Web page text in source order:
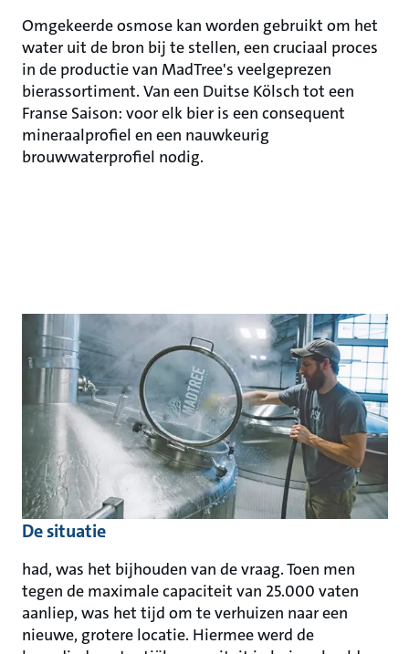
Omgekeerde osmose kan worden gebruikt om het
water uit de bron bij te stellen, een cruciaal proces
in de productie van MadTree's veelgeprezen
bierassortiment. Van een Duitse Kölsch tot een
Franse Saison: voor elk bier is een consequent
mineraalprofiel en een nauwkeurig
brouwwaterprofiel nodig.
De situatie
had, was het bijhouden van de vraag. Toen men
tegen de maximale capaciteit van 25.000 vaten
aanliep, was het tijd om te verhuizen naar een
nieuwe, grotere locatie. Hiermee werd de